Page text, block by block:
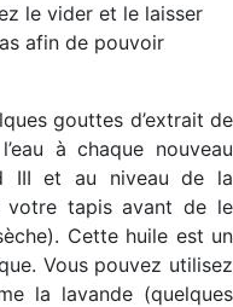
le vider et le laisser
afin de pouvoir
gouttes d’extrait de
à chaque nouveau
III et au niveau de la
votre tapis avant de le
Cette huile est un
Vous pouvez utilisez
la lavande (quelques